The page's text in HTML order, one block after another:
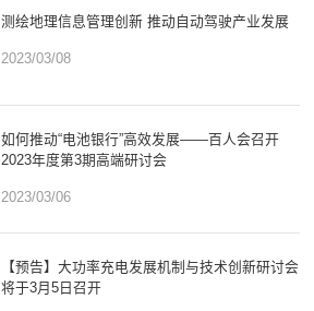
测绘地理信息管理创新 推动自动驾驶产业发展
2023/03/08
如何推动“电池银行”高效发展——百人会召开
2023年度第3期高端研讨会
2023/03/06
【预告】大功率充电发展机制与技术创新研讨会
将于3月5日召开